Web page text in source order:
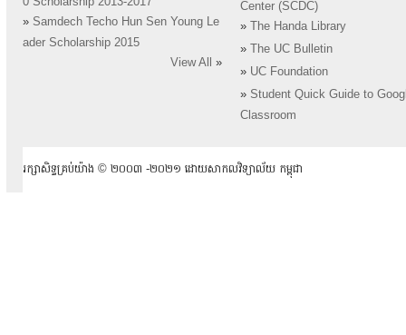
» Samdech Techo Hun Sen Young Le
ader Scholarship 2015
View All
»
Center (SCDC)
»
The Handa Library
»
The UC Bulletin
» UC Foundation
» Student Quick Guide to
Classroom
រក្សាសិទ្ធគ្រប់យ៉ាង ​© ២០០៣ -២០២១ ដោយសាកលវិទ្យាល័យ កម្ពុជា